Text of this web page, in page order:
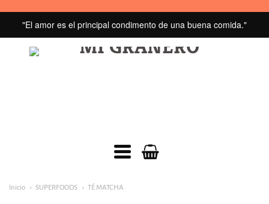
"El amor es el principal condimento de una buena comida."
MI
Menú
Inicio SUPERFOODS TÉ MATCHA